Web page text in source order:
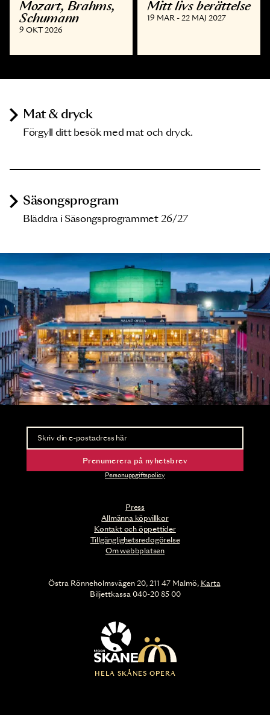
Mozart, Brahms,
Schumann
9 OKT 2026
Mitt livs berättelse
19 MAR - 22 MAJ 2027
Mat & dryck
Förgyll ditt besök med mat och dryck.
Säsongsprogram
Bläddra i Säsongsprogrammet 26/27
Press
Allmänna köpvillkor
Kontakt och öppettider
Tillgänglighetsredogörelse
Om webbplatsen
Nyhetsbrev
Ta del av förhandsinformation och biljettsläpp.
Prenumerera på nyhetsbrev
Personuppgiftspolicy
HELA SKÅNES OPERA
Östra Rönneholmsvägen 20, 211 47 Malmö, Karta
Biljettkassa 040-20 85 00